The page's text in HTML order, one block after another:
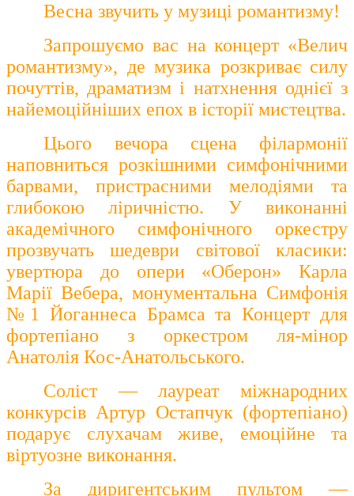
Весна звучить у музиці романтизму!
Запрошуємо вас на концерт «Велич
романтизму», де музика розкриває силу
почуттів, драматизм і натхнення однієї з
найемоційніших епох в історії мистецтва.
Цього вечора сцена філармонії
наповниться розкішними симфонічними
барвами, пристрасними мелодіями та
глибокою ліричністю. У виконанні
академічного симфонічного оркестру
прозвучать шедеври світової класики:
увертюра до опери «Оберон» Карла
Марії Вебера, монументальна Симфонія
№1 Йоганнеса Брамса та Концерт для
фортепіано з оркестром ля-мінор
Анатолія Кос-Анатольського.
Соліст — лауреат міжнародних
конкурсів Артур Остапчук (фортепіано)
подарує слухачам живе, емоційне та
віртуозне виконання.
За диригентським пультом —